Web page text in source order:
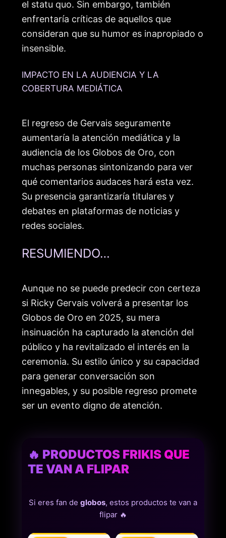
el statu quo. Sin embargo, también
enfrentaría críticas de aquellos que
consideran que su humor es inapropiado o
insensible.
IMPACTO EN LA AUDIENCIA Y LA
COBERTURA MEDIÁTICA
El regreso de Gervais seguramente
aumentaría la atención mediática y la
audiencia de los Globos de Oro, con
muchas personas sintonizando para ver
qué comentarios audaces hará esta vez.
Su presencia garantizaría titulares y
debates en plataformas de noticias y
redes sociales.
RESUMIENDO…
Aunque no se puede predecir con certeza
si Ricky Gervais volverá a presentar los
Globos de Oro en 2025, su mera
insinuación ha capturado la atención del
público y ha revitalizado el interés en la
ceremonia. Su estilo único y su capacidad
para generar conversación son
innegables, y su posible regreso promete
ser un evento digno de atención.
🔥 PRODUCTOS FRIKIS QUE
TE VAN A FLIPAR
Si eres fan de globos, estos productos te van a
flipar 🔥